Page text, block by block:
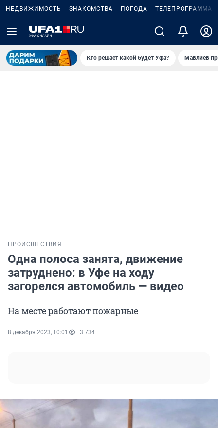
НЕДВИЖИМОСТЬ ЗНАКОМСТВА ПОГОДА ТЕЛЕПРОГРАММА
Кто решает какой будет Уфа? Мавлиев
ПРОИСШЕСТВИЯ
Одна полоса занята, движение
затруднено: в Уфе на ходу
загорелся автомобиль — видео
На месте работают пожарные
8 декабря 2023, 10:01 3 734